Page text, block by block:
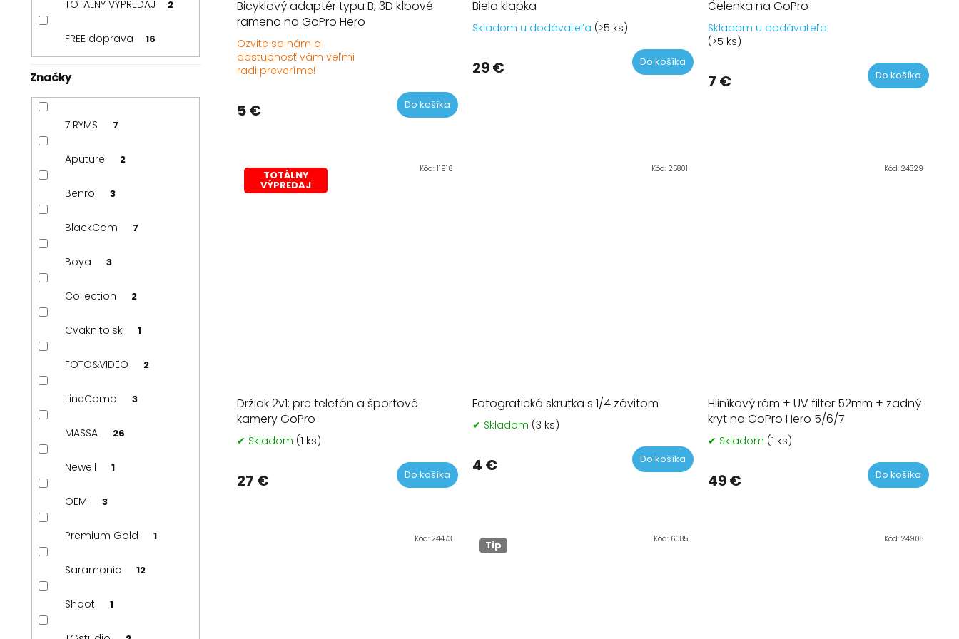
TOTÁLNY VÝPREDAJ 2
FREE doprava 16
Značky
7 RYMS 7
Aputure 2
Benro 3
BlackCam 7
Boya 3
Collection 2
Cvaknito.sk 1
FOTO&VIDEO 2
LineComp 3
MASSA 26
Newell 1
OEM 3
Premium Gold 1
Saramonic 12
Shoot 1
Bicyklový adaptér typu B, 3D kĺbové
rameno na GoPro Hero
Ozvite sa nám a
dostupnosť vám veľmi
radi preveríme!
5 € Do košíka
Biela klapka
Skladom u dodávateľa (>5 ks)
29 € Do košíka
Čelenka na GoPro
produktu
Skladom u dodávateľa
(>5 ks)
7 € Do košíka
TOTÁLNY
VÝPREDAJ
Držiak 2v1: pre telefón a športové
kamery GoPro
✔ Skladom (1 ks)
27 € Do košíka
Kód: 11916
Fotografická skrutka s 1/4 závitom
✔ Skladom (3 ks)
4 € Do košíka
Kód: 25801
Hliníkový rám + UV filter 52mm + zadný
kryt na GoPro Hero 5/6/7
✔ Skladom (1 ks)
49 € Do košíka
Kód: 24329
Kód: 24473 Tip Kód: 6085 Kód: 24908